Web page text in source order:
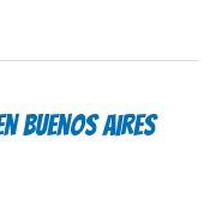
Buenos Aires